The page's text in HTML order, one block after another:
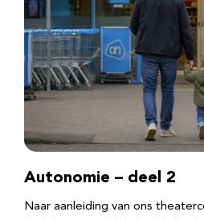
Autonomie – deel 2
Naar aanleiding van ons